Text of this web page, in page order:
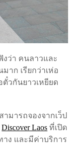
งว่า คนลาวและ
าก เรียกว่าเห่อ
วกันยาวเหยียด
มารถจองจากเว็ป
Discover Laos ที่เปิด
าง และมีค่าบริการ